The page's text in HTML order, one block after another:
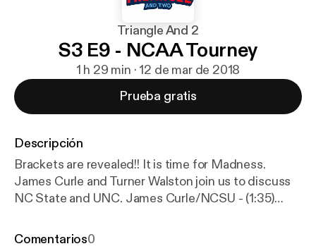
Triangle And 2
S3 E9 - NCAA Tourney
1 h 29 min · 12 de mar de 2018
Prueba gratis
Descripción
Brackets are revealed!! It is time for Madness.
James Curle and Turner Walston join us to discuss
NC State and UNC. James Curle/NCSU - (1:35)
Bracket Challenge - (52:35) South/East - (54:20)
Comentarios0